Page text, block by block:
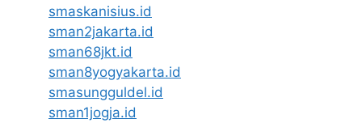
smaskanisius.id
sman2jakarta.id
sman68jkt.id
sman8yogyakarta.id
smasungguldel.id
sman1jogja.id